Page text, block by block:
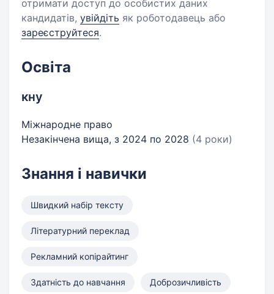
отримати доступ до особистих даних
кандидатів, увійдіть як роботодавець або
зареєструйтеся.
Освіта
кну
Міжнародне право
Незакінчена вища, з 2024 по 2028 (4 роки)
Знання і навички
Швидкий набір тексту
Літературний переклад
Рекламний копірайтинг
Здатність до навчання Доброзичливість